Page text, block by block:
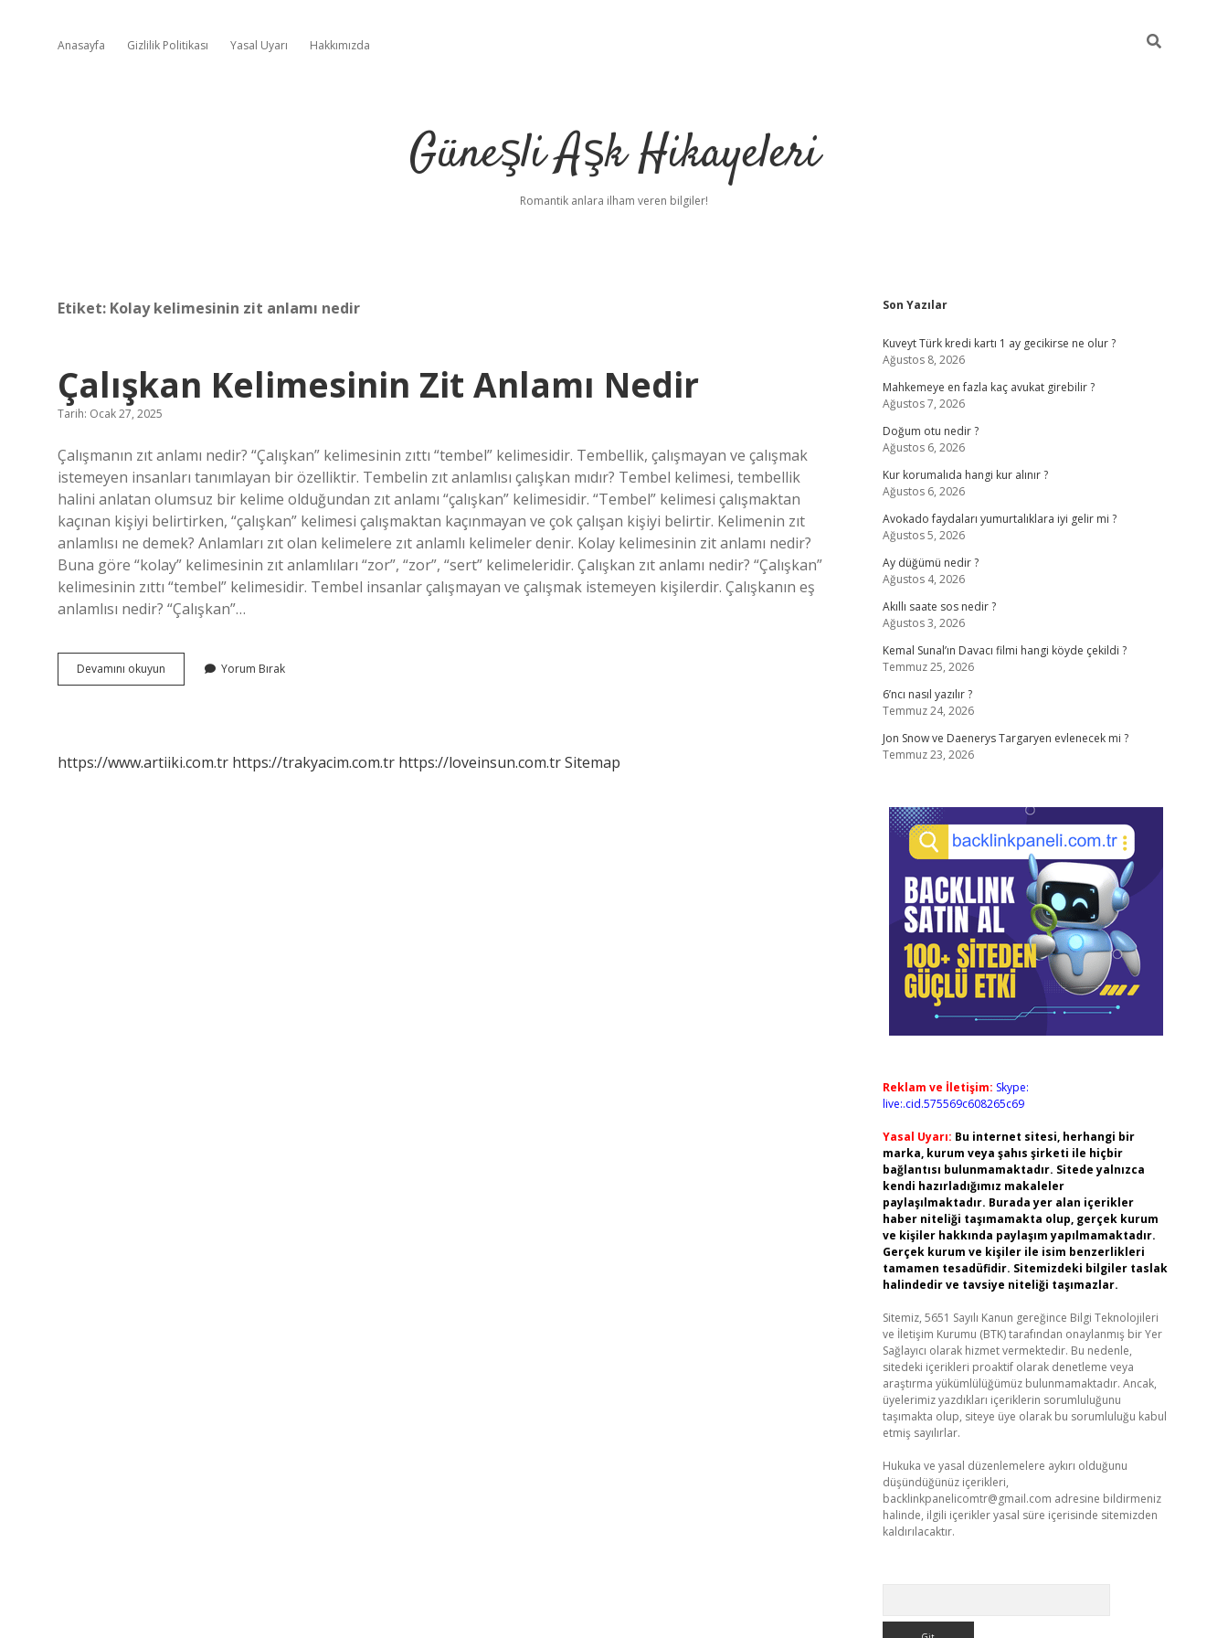
Anasayfa Gizlilik Politikası Yasal Uyarı Hakkımızda
Güneşli Aşk Hikayeleri
Romantik anlara ilham veren bilgiler!
Etiket: Kolay kelimesinin zit anlamı nedir
Çalışkan Kelimesinin Zit Anlamı Nedir
Tarih: Ocak 27, 2025
Çalışmanın zıt anlamı nedir? “Çalışkan” kelimesinin zıttı “tembel” kelimesidir. Tembellik, çalışmayan ve çalışmak
istemeyen insanları tanımlayan bir özelliktir. Tembelin zıt anlamlısı çalışkan mıdır? Tembel kelimesi, tembellik
halini anlatan olumsuz bir kelime olduğundan zıt anlamı “çalışkan” kelimesidir. “Tembel” kelimesi çalışmaktan
kaçınan kişiyi belirtirken, “çalışkan” kelimesi çalışmaktan kaçınmayan ve çok çalışan kişiyi belirtir. Kelimenin zıt
anlamlısı ne demek? Anlamları zıt olan kelimelere zıt anlamlı kelimeler denir. Kolay kelimesinin zit anlamı nedir?
Buna göre “kolay” kelimesinin zıt anlamlıları “zor”, “zor”, “sert” kelimeleridir. Çalışkan zıt anlamı nedir? “Çalışkan”
kelimesinin zıttı “tembel” kelimesidir. Tembel insanlar çalışmayan ve çalışmak istemeyen kişilerdir. Çalışkanın eş
anlamlısı nedir? “Çalışkan”…
Devamını okuyun Çalışkan
Kelimesinin
Yorum Bırak
https://www.artiiki.com.tr https://trakyacim.com.tr https://loveinsun.com.trSitemap
Sidebar
Son Yazılar
Kuveyt Türk kredi kartı 1 ay gecikirse ne olur ?
Ağustos 8, 2026
Mahkemeye en fazla kaç avukat girebilir ?
Ağustos 7, 2026
Doğum otu nedir ?
Ağustos 6, 2026
Kur korumalıda hangi kur alınır ?
Ağustos 6, 2026
Avokado faydaları yumurtalıklara iyi gelir mi ?
Ağustos 5, 2026
Ay düğümü nedir ?
Ağustos 4, 2026
Akıllı saate sos nedir ?
Ağustos 3, 2026
Kemal Sunal’ın Davacı filmi hangi köyde çekildi ?
Temmuz 25, 2026
6’ncı nasıl yazılır ?
Temmuz 24, 2026
Jon Snow ve Daenerys Targaryen evlenecek mi ?
Temmuz 23, 2026
Reklam ve İletişim: Skype:
live:.cid.575569c608265c69
Yasal Uyarı: Bu internet sitesi, herhangi bir
marka, kurum veya şahıs şirketi ile hiçbir
bağlantısı bulunmamaktadır. Sitede yalnızca
kendi hazırladığımız makaleler
paylaşılmaktadır. Burada yer alan içerikler
haber niteliği taşımamakta olup, gerçek kurum
ve kişiler hakkında paylaşım yapılmamaktadır.
Gerçek kurum ve kişiler ile isim benzerlikleri
tamamen tesadüfidir. Sitemizdeki bilgiler taslak
halindedir ve tavsiye niteliği taşımazlar.
Sitemiz, 5651 Sayılı Kanun gereğince Bilgi Teknolojileri
ve İletişim Kurumu (BTK) tarafından onaylanmış bir Yer
Sağlayıcı olarak hizmet vermektedir. Bu nedenle,
sitedeki içerikleri proaktif olarak denetleme veya
araştırma yükümlülüğümüz bulunmamaktadır. Ancak,
üyelerimiz yazdıkları içeriklerin sorumluluğunu
taşımakta olup, siteye üye olarak bu sorumluluğu kabul
etmiş sayılırlar.
Hukuka ve yasal düzenlemelere aykırı olduğunu
düşündüğünüz içerikleri,
backlinkpanelicomtr@gmail.com adresine bildirmeniz
halinde, ilgili içerikler yasal süre içerisinde sitemizden
kaldırılacaktır.
betci